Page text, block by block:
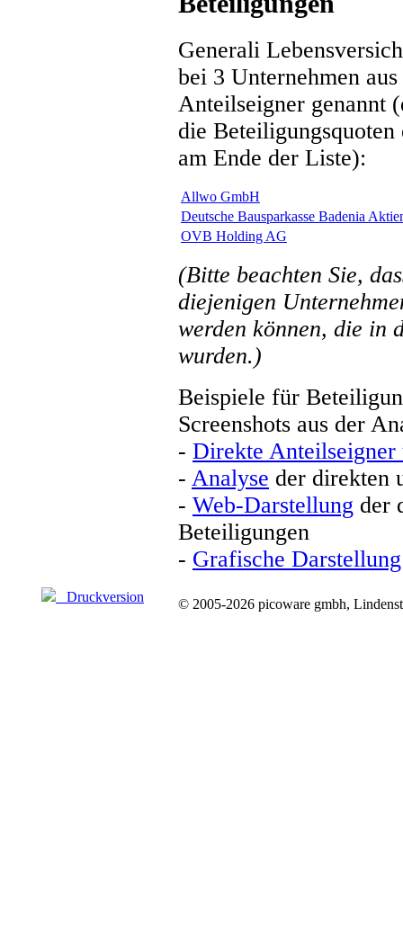
Generali
bei 3 Unternehmen aus
Anteilseigner genannt
die
am Ende der Liste):
Allwo GmbH
Deutsche Bausparkasse Badenia
OVB Holding AG
(Bitte beachten Sie,
diejenigen
werden können, die in
wurden.)
Beispiele für
Screenshots aus der
- Direkte Anteilseigner
- Analyse der direkten
- Web-Darstellung der
Beteiligungen
- Grafische Darstellung
Druckversion © 2005-2026 picoware gmbh,